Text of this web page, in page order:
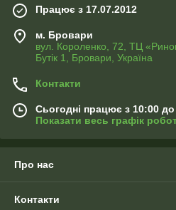
Ви можете замовити до фото
Працює з 17.07.2012
м. Бровари
вул. Короленко, 72, ТЦ
Бутік 1, Бровари, Україна
Контакти
Сьогодні працює з 10:00
Показати весь графік
Про нас
Контакти